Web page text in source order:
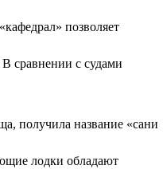
позволяет
сравнении с судами
получила название «сани
лодки обладают